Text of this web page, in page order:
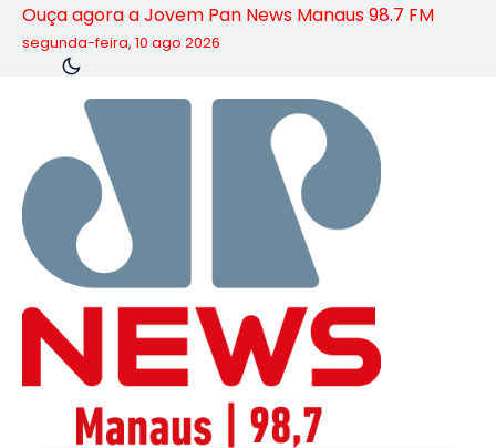
Ouça agora a Jovem Pan News Manaus 98.7 FM
segunda-feira, 10 ago 2026